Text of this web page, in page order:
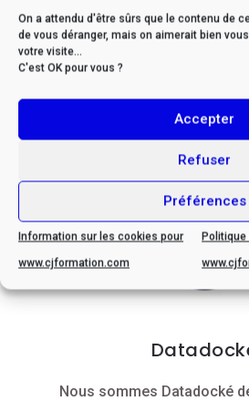
On a attendu d'être sûrs que le contenu de
de vous déranger, mais on aimerait bien
votre visite...
C'est OK pour vous ?
Accepter
Refuser
Préférences
Information sur les cookies pour
www.cjformation.com
Nous sommes Datadocké